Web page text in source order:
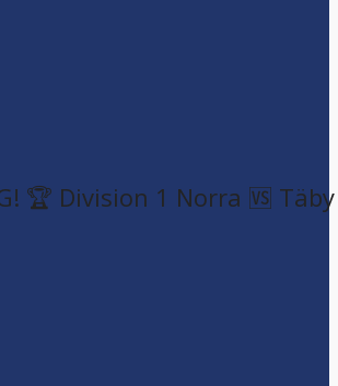
🏆 Division 1 Norra 🆚